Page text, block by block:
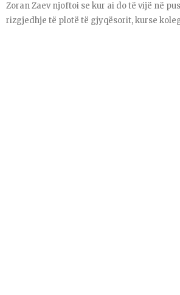
Zoran Zaev njoftoi se kur ai do të vijë në
rizgjedhje të plotë të gjyqësorit, kurse